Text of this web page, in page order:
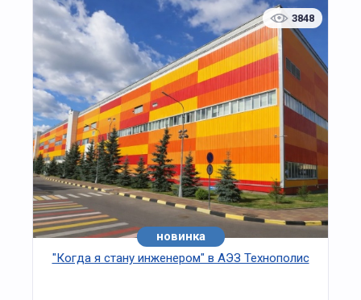
3848
хит
новинка
"Когда я стану инженером" в АЭЗ Технополис